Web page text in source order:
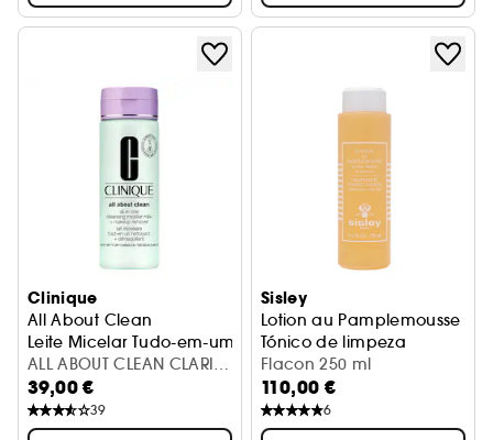
Clinique
All About Clean
Leite Micelar Tudo-em-um + Tipo ½
ALL ABOUT CLEAN CLARIFY
MICEL MILK 200ML
39,00 €
39
Sisley
Lotion au Pamplemousse
Tónico de limpeza
Flacon 250 ml
110,00 €
6